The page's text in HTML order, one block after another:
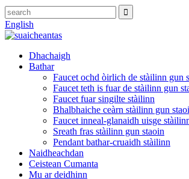
English
Dhachaigh
Bathar
Faucet ochd òirlich de stàilinn gun
Faucet teth is fuar de stàilinn gun
Faucet fuar singilte stàilinn
Bhalbhaiche ceàrn stàilinn gun
Faucet inneal-glanaidh uisge
Sreath fras stàilinn gun staoin
Pendant bathar-cruaidh stàilinn
Naidheachdan
Ceistean Cumanta
Mu ar deidhinn